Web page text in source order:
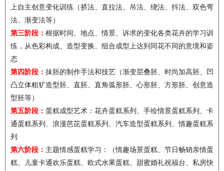
上自主创意变化训练（挤法、直拉法、吊法、绕法、抖法、双色弯
法、渐变法等）
第三阶段 ： 根据时间、地点、情景、诉求的变化各类花卉的学习训
练，从色彩构成、造型变换、组合成型上达到同花不同的意境和姿
态
第四阶段： 抹胚的制作手法和技艺（渐变层叠胚、时尚加高胚、凹
凸立体粗犷造型胚、直胚、直角弧形胚、心形胚、方形胚、创意造
型胚等）
第五阶段： 蛋糕成型艺术：花卉蛋糕系列、手绘情景蛋糕系列、卡
通蛋糕系列、浪漫芭芘蛋糕系列、汽车造型蛋糕系列、情趣蛋糕系
列
第六阶段： 主题情感蛋糕学习：（情趣场景蛋糕、节日畅销亲情蛋
糕、儿童卡通欢乐蛋糕、欧式水果蛋糕、甜蜜婚礼祝福台、私房快